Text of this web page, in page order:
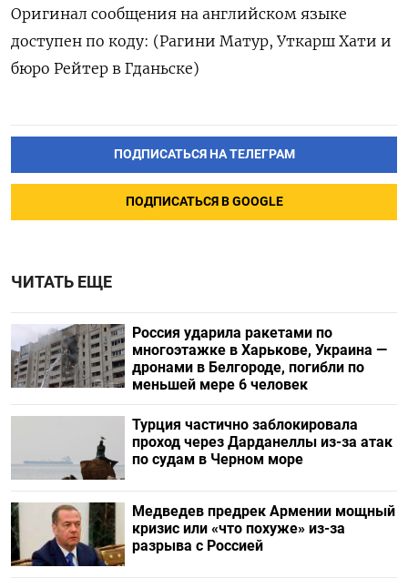
Оригинал сообщения на английском ​языке
⁠доступен по коду: (Рагини ‌Матур, Уткарш ‌Хати и ​
бюро Рейтер ‌в Гданьске)
ПОДПИСАТЬСЯ НА ТЕЛЕГРАМ
ПОДПИСАТЬСЯ В GOOGLE
ЧИТАТЬ ЕЩЕ
Россия ударила ракетами по
многоэтажке в Харькове, Украина —
дронами в Белгороде, погибли по
меньшей мере 6 человек
Турция частично заблокировала
проход через Дарданеллы из-за атак
по судам в Черном море
Медведев предрек Армении мощный
кризис или «что похуже» из-за
разрыва с Россией